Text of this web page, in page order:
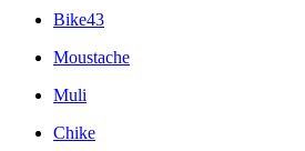
Bike43
Moustache
Muli
Chike